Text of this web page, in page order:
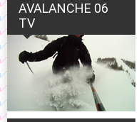
AVALANCHE 06
TV